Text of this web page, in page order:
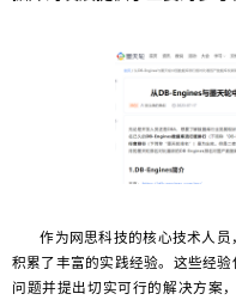
作为网思科技的核心技术人
积累了丰富的实践经验。这些经
问题并提出切实可行的解决方案